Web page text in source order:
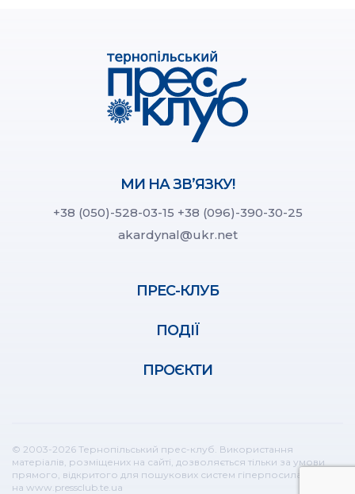
МИ НА ЗВ’ЯЗКУ!
+38 (050)-528-03-15 +38 (096)-390-30-25
akardynal@ukr.net
ПРЕС-КЛУБ
ПОДІЇ
ПРОЄКТИ
© 2003-2026 Тернопільський прес-клуб. Використання
матеріалів, розміщених на сайті, дозволяється тільки за умови
прямого, відкритого для пошукових систем гіперпосилання
на www.pressclub.te.ua